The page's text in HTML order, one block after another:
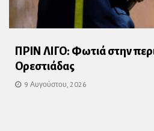
ΠΡΙΝ ΛΙΓΟ: Φωτιά στην
Ορεστιάδας
9 Αυγούστου, 2026